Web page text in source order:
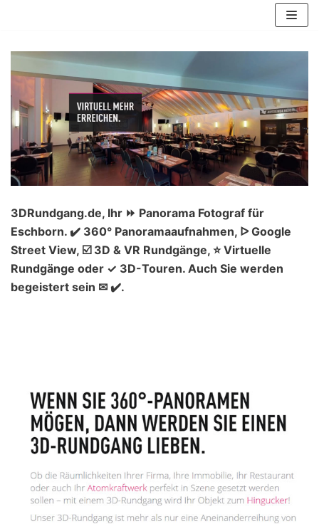
Inhalt
springen
3DRundgang.de, Ihr ⏩ Panorama Fotograf für
Eschborn. ✔️ 360° Panoramaaufnahmen, ᐅ Google
Street View, ☑️ 3D & VR Rundgänge, ⭐ Virtuelle
Rundgänge oder ✓ 3D-Touren. Auch Sie werden
begeistert sein ✉ ✔️.